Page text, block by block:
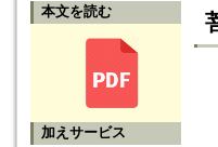
本文を読む
加えサービス